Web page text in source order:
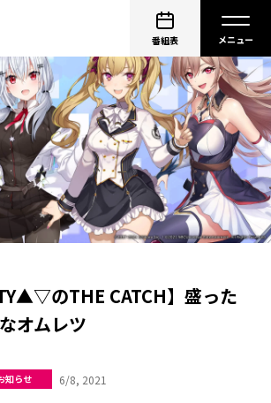
番組表
のTHE CATCH】盛った
オムレツ
知らせ 6/8, 2021